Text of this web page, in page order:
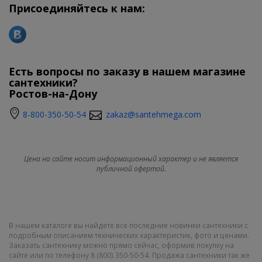
Присоединяйтесь к нам:
Есть вопросы по заказу в нашем магазине
сантехники?
Ростов-на-Дону
8-800-350-50-54 zakaz@santehmega.com
Цена на сайте носит информационный характер и не является
публичной офертой.
В нашем каталоге вы найдете все последние новинки сантехники с
подробным описанием технических характеристик, фото и ценами.
Заказать сантехнику можно прямо сейчас, оформив покупку на
сайте или по телефону 8 (800) 350-50-54. Продажа сантехники так же